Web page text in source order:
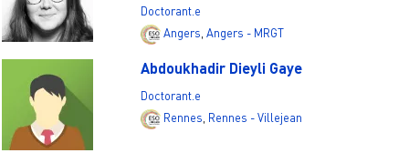
Doctorant.e
Angers, Angers - MRGT
Abdoukhadir Dieyli Gaye
Doctorant.e
Rennes Rennes - Villejean